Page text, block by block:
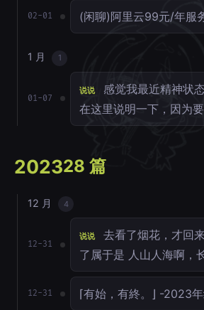
02-01 (闲聊)阿里云99元/年服
1 月 1
01-07
说说
感觉我最近精神状
在这里说明一下，因为
202328 篇
12 月 4
12-31
说说
去看了烟花，才回
了属于是 人山人海啊，
12-31 ⌈有始，有終。⌋ -2023